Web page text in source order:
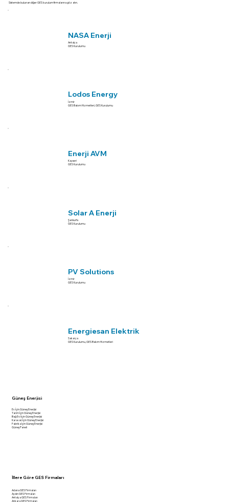
Sistemde bulunan diğer GES kurulum firmalarına göz atın.
NASA Enerji
Antalya
GES Kurulumu
Lodos Energy
İzmir
GES Bakım Hizmetleri, GES Kurulumu
Enerji AVM
Kayseri
GES Kurulumu
Solar A Enerji
Şanlıurfa
GES Kurulumu
PV Solutions
İzmir
GES Kurulumu
Energiesan Elektrik
Sakarya
GES Kurulumu, GES Bakım Hizmetleri
İllere Göre GES Firmaları
Adana GES Firmaları
Aydın GES Firmaları
Antalya GES Firmaları
Ankara GES Firmaları
Güneş Enerjisi
Ev İçin Güneş Enerjisi
Tarım İçin Güneş Enerjisi
Bağ Evi İçin Güneş Enerjisi
Karavan İçin Güneş Enerjisi
Fabrika İçin Güneş Enerjisi
Güneş Paneli